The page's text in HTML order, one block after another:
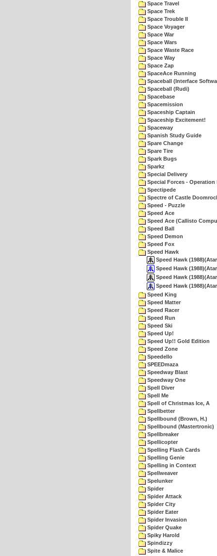
Space Travel
Space Trek
Space Trouble II
Space Voyager
Space War
Space Wars
Space Waste Race
Space Way
Space Zap
SpaceAce Running
Spaceball (Interface
Spaceball (Rudi)
Spacebase
Spacemission
Spaceship Captain
Spaceship Excitement!
Spaceway
Spanish Study Guide
Spare Change
Spare Tire
Spark Bugs
Sparkz
Special Delivery
Special Forces - Operation
Spectipede
Spectre of Castle
Speed - Puzzle
Speed Ace
Speed Ace (Callisto
Speed Ball
Speed Demon
Speed Fox
Speed Hawk
Speed Hawk
Speed Hawk
Speed Hawk
Speed Hawk
Speed King
Speed Matter
Speed Racer
Speed Run
Speed Ski
Speed Up!
Speed Up!! Gold Edition
Speed Zone
Speedello
SPEEDmaza
Speedway Blast
Speedway One
Spell Diver
Spell Me
Spell of Christmas Ice, A
Spellbetter
Spellbound (Brown, H.)
Spellbound (Mastertronic)
Spellbreaker
Spellicopter
Spelling Flash Cards
Spelling Genie
Spelling in Context
Spellweaver
Spelunker
Spider
Spider Attack
Spider City
Spider Eater
Spider Invasion
Spider Quake
Spiky Harold
Spindizzy
Spite & Malice